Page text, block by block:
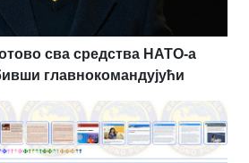
сва средства НАТО-а
главнокомандујући